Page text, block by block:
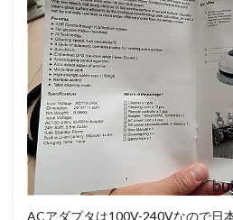
ACアダプタは100V-240Vなので日